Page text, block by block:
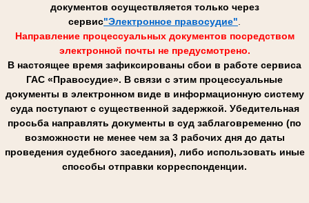
документов осуществляется только через
сервис"Электронное правосудие"
Направление процессуальных документов посредством
электронной почты не предусмотрено.
В настоящее время зафиксированы сбои в работе сервиса
ГАС «Правосудие». В связи с этим процессуальные
документы в электронном виде в информационную систему
суда поступают с существенной задержкой. Убедительная
просьба направлять документы в суд заблаговременно (по
возможности не менее чем за 3 рабочих дня до даты
проведения судебного заседания), либо использовать иные
способы отправки корреспонденции.